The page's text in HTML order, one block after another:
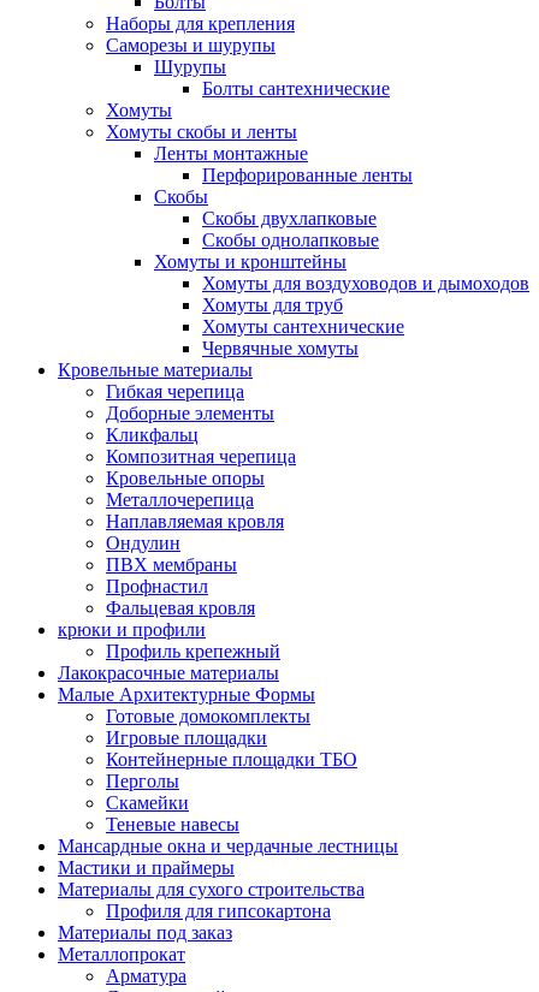
Наборы для крепления
Саморезы и шурупы
Шурупы
Болты сантехнические
Хомуты
Хомуты скобы и ленты
Ленты монтажные
Перфорированные ленты
Скобы
Скобы двухлапковые
Скобы однолапковые
Хомуты и кронштейны
Хомуты для воздуховодов и дымоходов
Хомуты для труб
Хомуты сантехнические
Червячные хомуты
Кровельные материалы
Гибкая черепица
Доборные элементы
Кликфальц
Композитная черепица
Кровельные опоры
Металлочерепица
Наплавляемая кровля
Ондулин
ПВХ мембраны
Профнастил
Фальцевая кровля
крюки и профили
Профиль крепежный
Лакокрасочные материалы
Малые Архитектурные Формы
Готовые домокомплекты
Игровые площадки
Контейнерные площадки ТБО
Перголы
Скамейки
Теневые навесы
Мансардные окна и чердачные лестницы
Мастики и праймеры
Материалы для сухого строительства
Профиля для гипсокартона
Материалы под заказ
Металлопрокат
Арматура